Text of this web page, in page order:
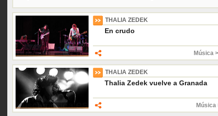
THALIA ZEDEK
En crudo
Música
THALIA ZEDEK
Thalia Zedek vuelve a Granada
Música